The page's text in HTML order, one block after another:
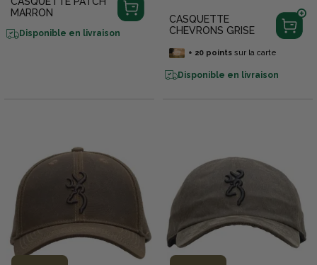
MARRON
Disponible en livraison
CASQUETTE
CHEVRONS GRISE
+ 20pointssur la carte
Disponible en livraison